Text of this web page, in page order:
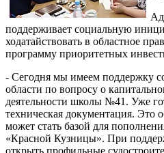
поддерживает социальную
ходатайствовать в областное
программу приоритетных
- Сегодня мы имеем поддержку
области по вопросу о
деятельности школы №41. Уже
техническая документация. Это
может стать базой для
«Красной Кузницы». При
открыть профильные